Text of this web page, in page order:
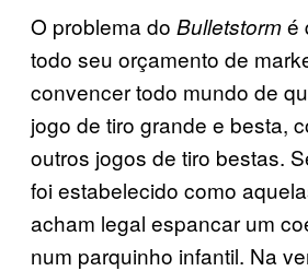
O problema do Bulletstormé
todo seu orçamento de
convencer todo mundo de
jogo de tiro grande e besta,
outros jogos de tiro bestas.
foi estabelecido como
acham legal espancar um
num parquinho infantil. Na